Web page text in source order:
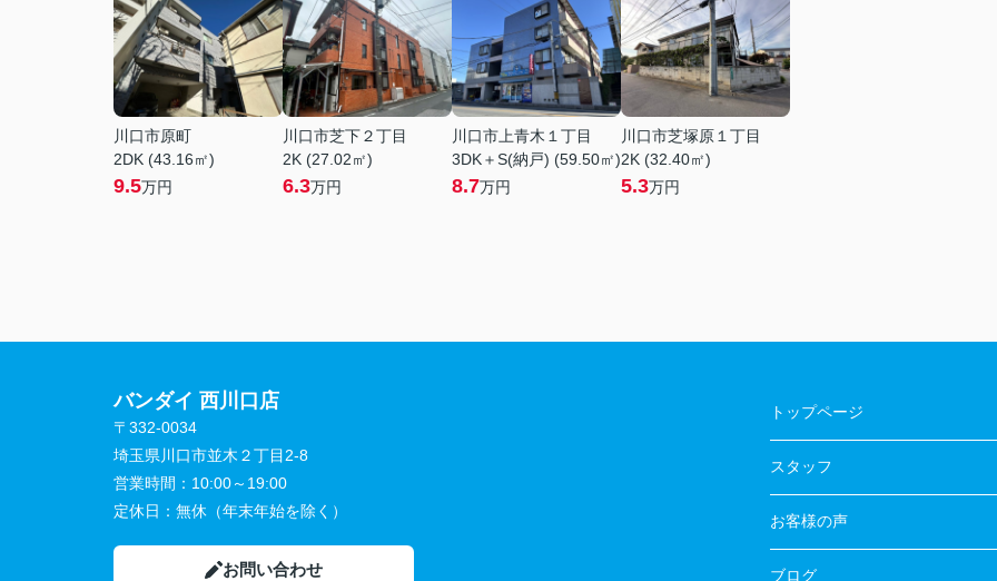
川口市原町
2DK (43.16㎡)
9.5万円
川口市芝下２丁目
2K (27.02㎡)
6.3万円
川口市上青木１丁目
3DK＋S(納戸) (59.50㎡)
8.7万円
川口市芝塚原１丁目
2K (32.40㎡)
5.3万円
バンダイ 西川口店
〒332-0034
埼玉県川口市並木２丁目2-8
営業時間： 10:00～19:00
定休日： 無休（年末年始を除く）
お問い合わせ
トップページ
スタッフ
お客様の声
ブログ